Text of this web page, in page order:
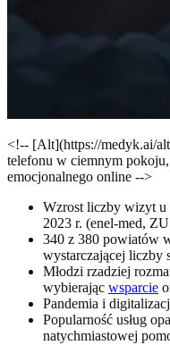
<!-- [Alt](https://medyk.ai/
telefonu w ciemnym
emocjonalnego online -->
Wzrost liczby wizyt u
2023 r. (enel-med,
340 z 380 powiatów
wystarczającej liczby
Młodzi rzadziej
wybierając wsparcie
Pandemia i
Popularność usług
natychmiastowej